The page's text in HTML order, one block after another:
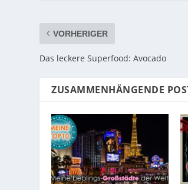
VORHERIGER
Das leckere Superfood: Avocado
ZUSAMMENHÄNGENDE